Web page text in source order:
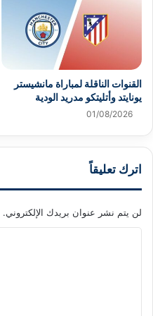
القنوات الناقلة لمباراة مانشيستر
يونايتد وأتليتكو مدريد الودية
01/08/2026
اترك تعليقاً
لن يتم نشر عنوان بريدك الإلكتروني.